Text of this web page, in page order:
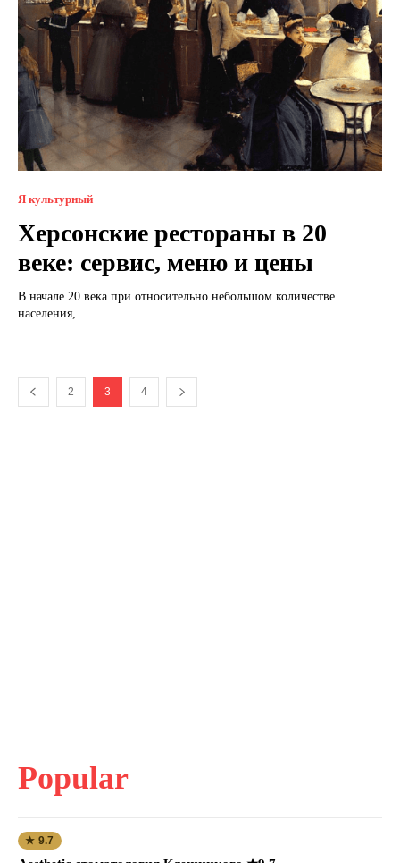
Я культурный
Херсонские рестораны в 20
веке: сервис, меню и цены
В начале 20 века при относительно небольшом количестве
населения,...
2 3 4
Popular
★ 9.7